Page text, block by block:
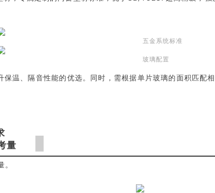
五金系统标准
玻璃配置
保温、隔音性能的优选。同时，需根据单片玻璃的面积匹配